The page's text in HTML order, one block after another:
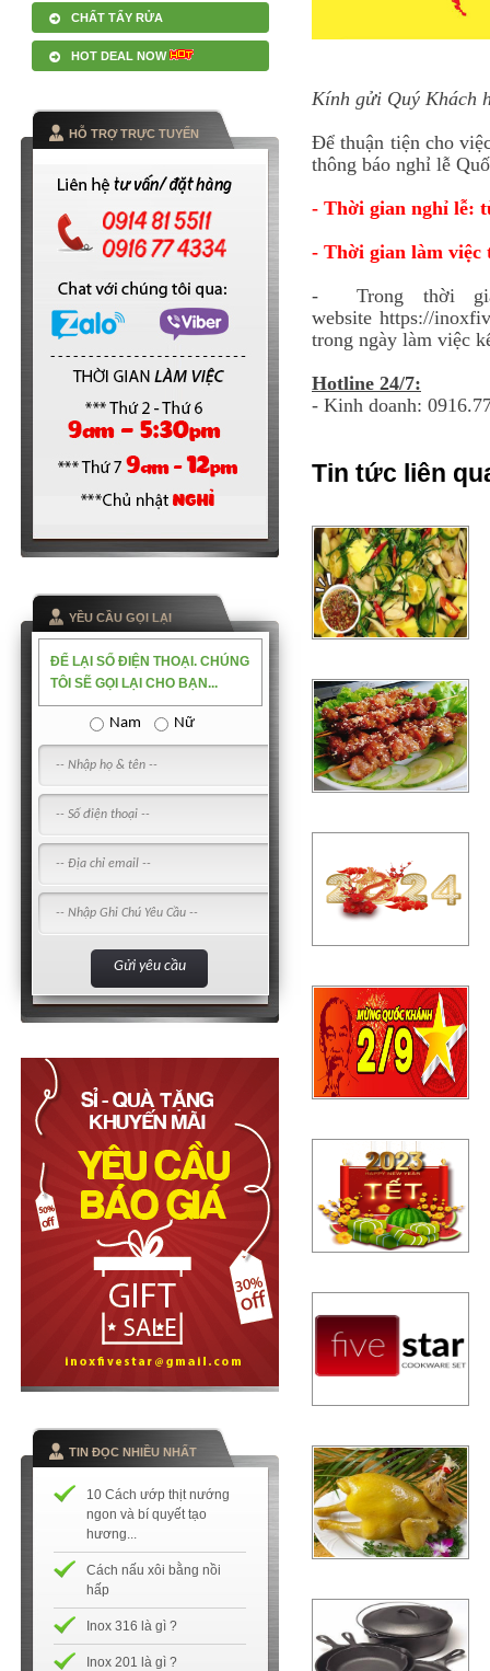
CHẤT TẨY RỬA
HOT DEAL NOW
HỖ TRỢ TRỰC TUYẾN
YỀU CẦU GỌI LẠI
ĐỂ LẠI SỐ ĐIỆN THOẠI. CHÚNG
TÔI SẼ GỌI LẠI CHO BẠN...
Nam Nữ
TIN ĐỌC NHIỀU NHẤT
10 Cách ướp thịt nướng
ngon và bí quyết tạo
hương...
Cách nấu xôi bằng nồi
hấp
Inox 316 là gì ?
Inox 201 là gì ?
Kính gửi Quý Khách
Để thuận tiện cho
thông báo nghỉ lễ
- Thời gian nghỉ lễ:
- Thời gian làm việc
- Trong thời
website https://
trong ngày làm việc
Hotline 24/7:
- Kinh doanh:
Tin tức liên